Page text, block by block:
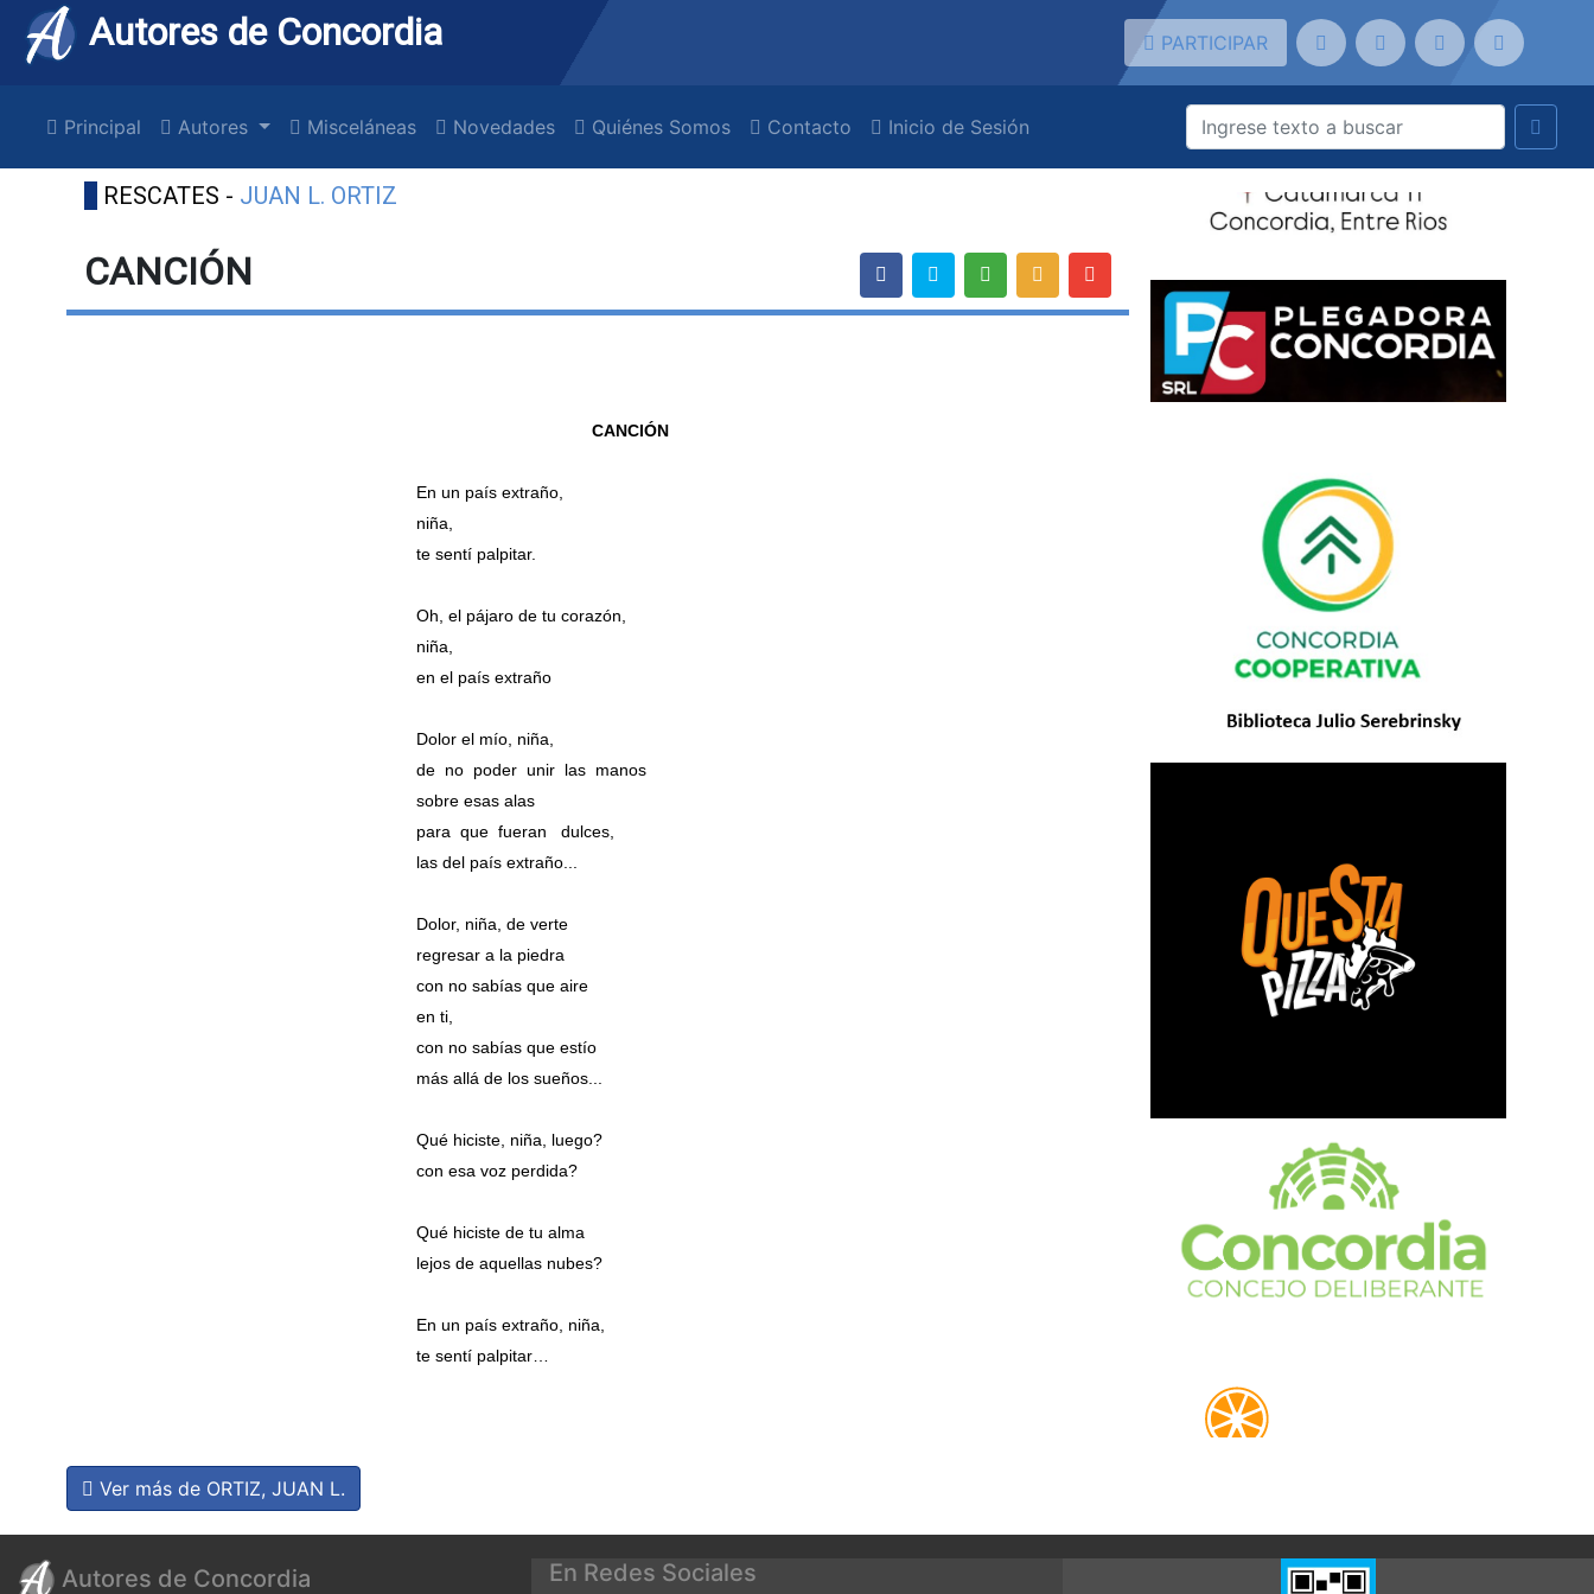
Autores de Concordia PARTICIPAR
Principal Autores Misceláneas Novedades Quiénes Somos Contacto Inicio de Sesión
RESCATES - JUAN L. ORTIZ
CANCIÓN
CANCIÓN
En un país extraño,
niña,
te sentí palpitar.
Oh, el pájaro de tu corazón,
niña,
en el país extraño
Dolor el mío, niña,
de no poder unir las manos
sobre esas alas
para que fueran dulces,
las del país extraño...
Dolor, niña, de verte
regresar a la piedra
con no sabías que aire
en ti,
con no sabías que estío
más allá de los sueños...
Qué hiciste, niña, luego?
con esa voz perdida?
Qué hiciste de tu alma
lejos de aquellas nubes?
En un país extraño, niña,
te sentí palpitar…
Ver más de ORTIZ, JUAN L.
Autores de Concordia En Redes Sociales